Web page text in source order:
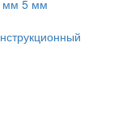
мм 5 мм